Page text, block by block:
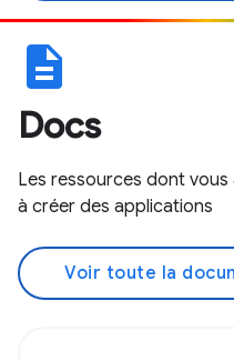
description
Docs
Les ressources dont
à créer des applications
Voir toute la